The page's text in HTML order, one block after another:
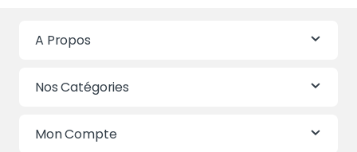
A Propos
Nos Catégories
Mon Compte